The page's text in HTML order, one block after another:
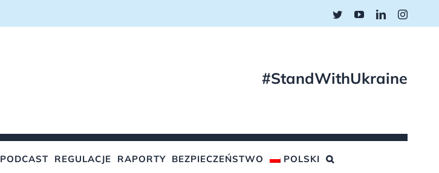
TwitterYouTubeLinkedIn
#StandWithUkraine
PODCAST REGULACJE RAPORTY BEZPIECZEŃSTWO POLSKI